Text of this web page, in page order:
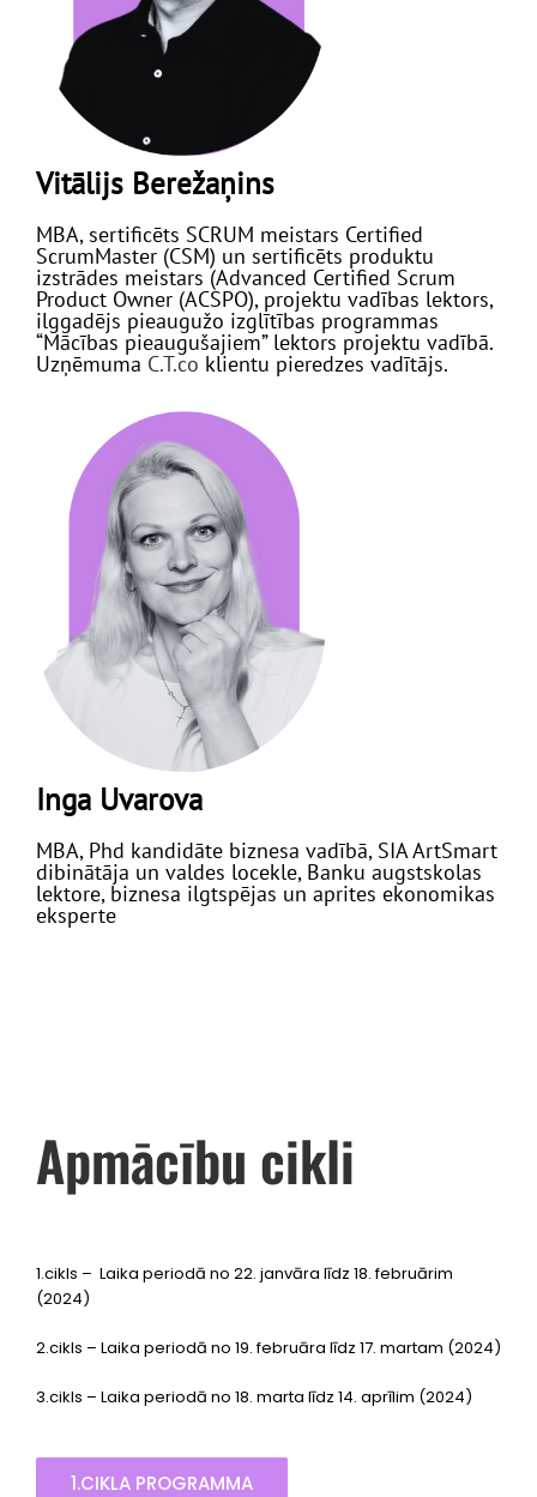
Vitālijs Berežaņins
MBA, sertificēts SCRUM meistars Certified
ScrumMaster (CSM) un sertificēts produktu
izstrādes meistars (Advanced Certified Scrum
Product Owner (ACSPO), projektu vadības lektors,
ilggadējs pieaugužo izglītības programmas
“Mācības pieaugušajiem” lektors projektu vadībā.
Uzņēmuma C.T.co klientu pieredzes vadītājs.
Inga Uvarova
MBA, Phd kandidāte biznesa vadībā, SIA ArtSmart
dibinātāja un valdes locekle, Banku augstskolas
lektore, biznesa ilgtspējas un aprites ekonomikas
eksperte
Apmācību cikli
1.cikls – Laika periodā no 22. janvāra līdz 18. februārim
(2024)
2.cikls – Laika periodā no 19. februāra līdz 17. martam (2024)
3.cikls – Laika periodā no 18. marta līdz 14. aprīlim (2024)
1.CIKLA PROGRAMMA